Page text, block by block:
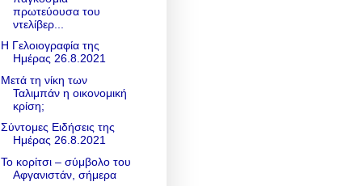
πρωτεύουσα του
ντελίβερ...
Η Γελοιογραφία της
Ημέρας 26.8.2021
Mετά τη νίκη των
Ταλιμπάν η οικονομική
κρίση;
Σύντομες Ειδήσεις της
Ημέρας 26.8.2021
Το κορίτσι – σύμβολο του
Αφγανιστάν, σήμερα